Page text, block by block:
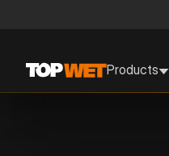
Products